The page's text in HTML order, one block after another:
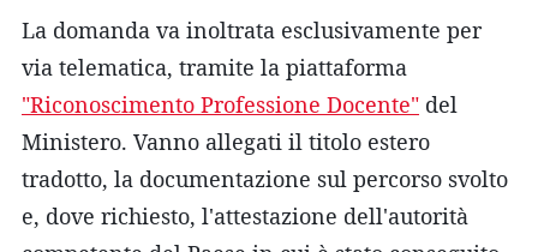
La domanda va inoltrata esclusivamente per
via telematica, tramite la piattaforma
"Riconoscimento Professione Docente" del
Ministero. Vanno allegati il titolo estero
tradotto, la documentazione sul percorso svolto
e, dove richiesto, l'attestazione dell'autorità